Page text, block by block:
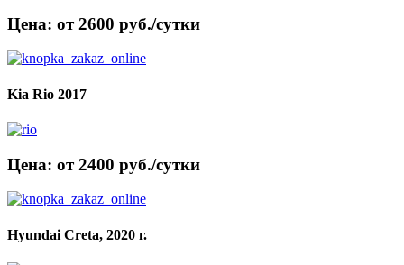
Цена: от 2600 руб./сутки
Kia Rio 2017
Цена: от 2400 руб./сутки
Hyundai Creta, 2020 г.